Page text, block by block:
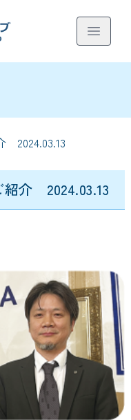
2024.03.13
紹介 2024.03.13